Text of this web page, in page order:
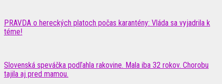
PRAVDA o hereckých platoch počas karantény: Vláda sa vyjadrila k
téme!
Slovenská speváčka podľahla rakovine. Mala iba 32 rokov. Chorobu
tajila aj pred mamou.